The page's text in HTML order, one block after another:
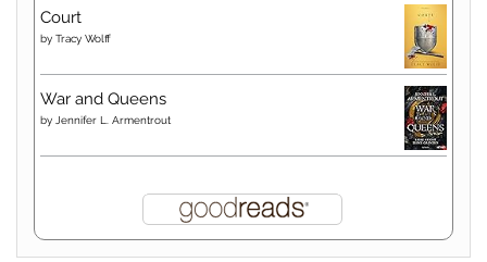
Court
by Tracy Wolff
War and Queens
by Jennifer L. Armentrout